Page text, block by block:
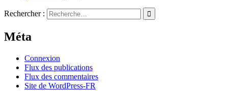
Rechercher :
Méta
Connexion
Flux des publications
Flux des commentaires
Site de WordPress-FR